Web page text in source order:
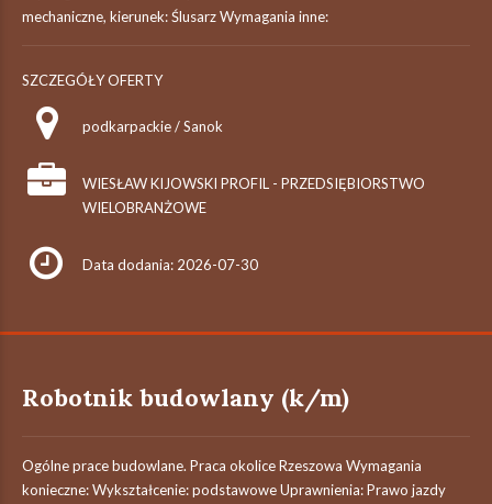
mechaniczne, kierunek: Ślusarz Wymagania inne:
SZCZEGÓŁY OFERTY
podkarpackie / Sanok
WIESŁAW KIJOWSKI PROFIL - PRZEDSIĘBIORSTWO
WIELOBRANŻOWE
Data dodania: 2026-07-30
Robotnik budowlany (k/m)
Ogólne prace budowlane. Praca okolice Rzeszowa Wymagania
konieczne: Wykształcenie: podstawowe Uprawnienia: Prawo jazdy